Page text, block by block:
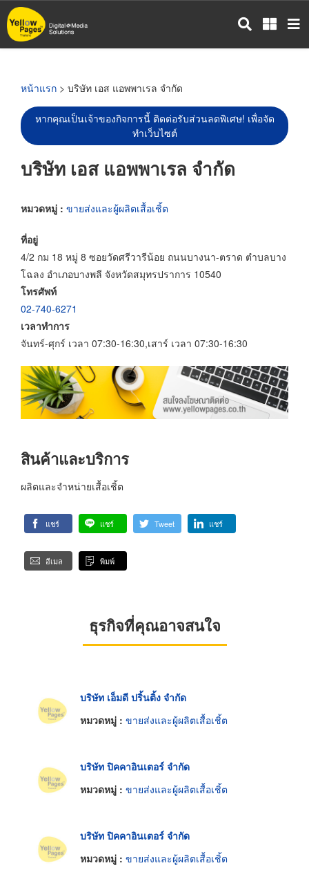
ข้าม
ไป
หน้าแรก > บริษัท เอส แอพพาเรล จำกัด
หากคุณเป็นเจ้าของกิจการนี้ ติดต่อรับส่วนลดพิเศษ! เพื่อจัด
ทำเว็บไซต์
บริษัท เอส แอพพาเรล จำกัด
หมวดหมู่ : ขายส่งและผู้ผลิตเสื้อเชิ้ต
ที่อยู่
4/2 กม 18 หมู่ 8 ซอยวัดศรีวารีน้อย ถนนบางนา-ตราด ตำบลบาง
โฉลง อำเภอบางพลี จังหวัดสมุทรปราการ 10540
โทรศัพท์
02-740-6271
เวลาทำการ
จันทร์-ศุกร์ เวลา 07:30-16:30,เสาร์ เวลา 07:30-16:30
สินค้าและบริการ
ผลิตและจำหน่ายเสื้อเชิ้ต
แชร์ แชร์ Tweet แชร์
อีเมล พิมพ์
ธุรกิจที่คุณอาจสนใจ
บริษัท เอ็มดี ปริ้นติ้ง จำกัด
หมวดหมู่ : ขายส่งและผู้ผลิตเสื้อเชิ้ต
บริษัท ปิคคาอินเตอร์ จำกัด
หมวดหมู่ : ขายส่งและผู้ผลิตเสื้อเชิ้ต
บริษัท ปิคคาอินเตอร์ จำกัด
หมวดหมู่ : ขายส่งและผู้ผลิตเสื้อเชิ้ต